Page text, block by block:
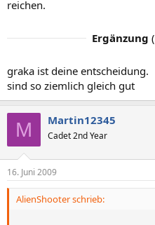
reichen.
Ergänzung (
graka ist deine entscheidung.
sind so ziemlich gleich gut
M Martin12345
Cadet 2nd Year
16. Juni 2009
AlienShooter schrieb: